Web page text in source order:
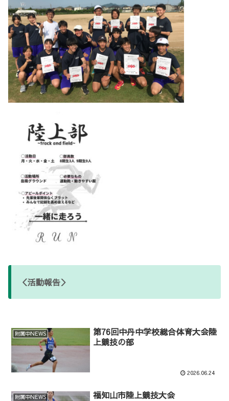
＜活動報告＞
附属中NEWS
第76回中丹中学校総合体育大会陸
上競技の部
2026.06.24
附属中NEWS 福知山市陸上競技大会